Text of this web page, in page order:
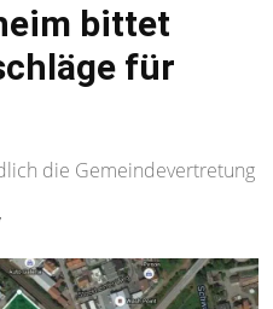
bittet
für
die Gemeindevertretung